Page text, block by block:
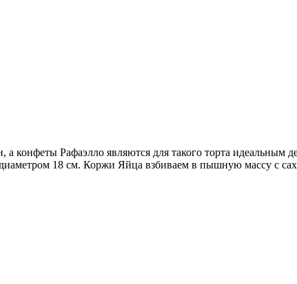
Рафаэлло являются для такого торта идеальным
18 см. Коржи Яйца взбиваем в пышную массу с